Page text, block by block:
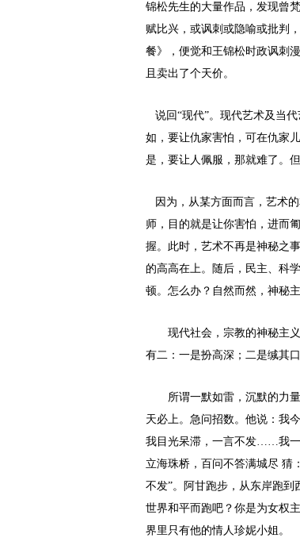
锦松先生的大量作品，发现曾
赋比兴，或讽刺或隐喻或批判
餐》，便觉和王锦松时政讽刺
且卖出了个天价。
说回“现代”。现代艺术及当
如，要让仇家害怕，可在仇家
是，要让人佩服，那就难了。
因为，从某方面而言，艺术
师，目的就是让你害怕，进而
握。此时，艺术不再是神秘之
的高高在上。随后，民主、科
顿。怎么办？自然而然，神秘
现代社会，宗教的神秘主
有二：一是扮高深；二是缄其口
所谓一默如雷，沉默的力
天必上。急问招数。他说：我
我目光呆滞，一言不发……我一
立海珠桥，百问不答满城尽 猜
不发”。阿甘跑步，从东岸跑
世界和平而跑吧？你是为女权
界里只有他的情人珍妮小姐。